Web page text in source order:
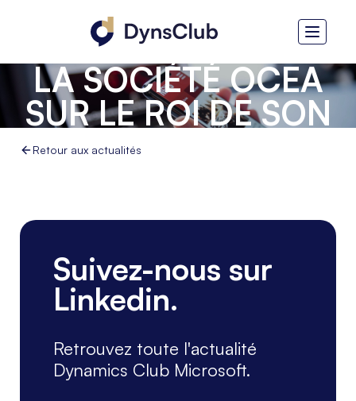
RETOUR
D'EXPÉRIENCE DE
LA SOCIÉTÉ OCEA
SUR LE ROI DE SON
PROJET DYNAMICS
Retour aux actualités
Suivez-nous sur
Linkedin.
Retrouvez toute l'actualité
Dynamics Club Microsoft.